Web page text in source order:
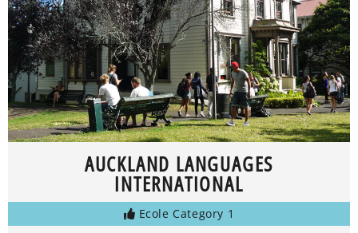
AUCKLAND LANGUAGES
INTERNATIONAL
Ecole Category 1